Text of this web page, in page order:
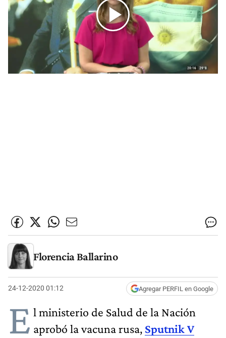
Florencia Ballarino
24-12-2020 01:12 Agregar PERFIL en Google
E l ministerio de Salud de la Nación
aprobó la vacuna rusa, Sputnik V